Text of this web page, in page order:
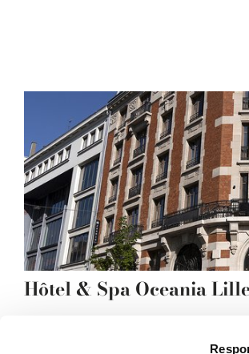
Hôtel & Spa Oceania